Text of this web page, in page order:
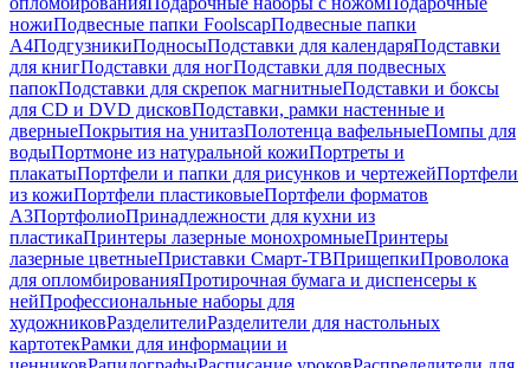
ножиПодвесные папки FoolscapПодвесные папки
А4ПодгузникиПодносыПодставки для календаряПодставки
для книгПодставки для ногПодставки для подвесных
папокПодставки для скрепок магнитныеПодставки и боксы
для CD и DVD дисковПодставки, рамки настенные и
дверныеПокрытия на унитазПолотенца вафельныеПомпы для
водыПортмоне из натуральной кожиПортреты и
плакатыПортфели и папки для рисунков и чертежейПортфели
из кожиПортфели пластиковыеПортфели форматов
А3ПортфолиоПринадлежности для кухни из
пластикаПринтеры лазерные монохромныеПринтеры
лазерные цветныеПриставки Смарт-ТВПрищепкиПроволока
для опломбированияПротирочная бумага и диспенсеры к
нейПрофессиональные наборы для
художниковРазделителиРазделители для настольных
картотекРамки для информации и